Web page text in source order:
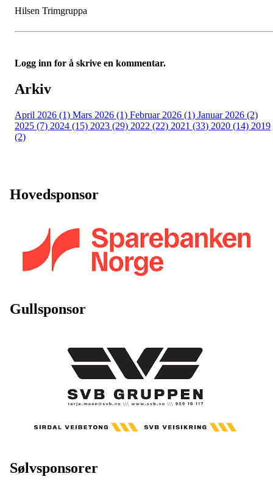
Hilsen Trimgruppa
Logg inn for å skrive en kommentar.
Arkiv
April 2026 (1) Mars 2026 (1) Februar 2026 (1) Januar 2026 (2)
2025 (7) 2024 (15) 2023 (29) 2022 (22) 2021 (33) 2020 (14) 2019
(2)
Hovedsponsor
Gullsponsor
Sølvsponsorer